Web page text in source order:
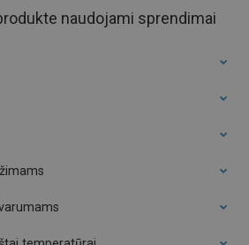
naudojami sprendimai